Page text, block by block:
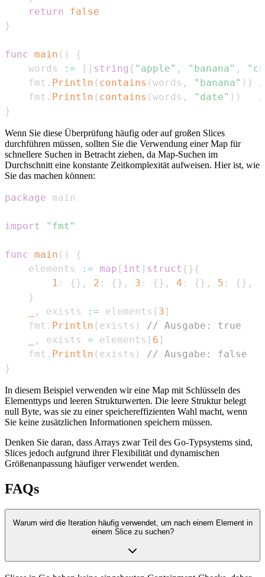
return
false
}
func main ( )
{
    words
:= [ ] string { "apple" , "banana" ,
    fmt
. Println ( contains (words , "banana" ) )
    fmt
. Println ( contains (words , "date" ) )
}
Wenn Sie diese Überprüfung häufig oder auf großen Slices
durchführen müssen, sollten Sie die Verwendung einer Map für
schnellere Suchen in Betracht ziehen, da Map-Suchen im
Durchschnitt eine konstante Zeitkomplexität aufweisen. Hier ist, wie
Sie das machen können:
package
import "fmt"
func main ( )
{
    elements
:= map [ int ] struct { } {
1 : { } , 2 : { } , 3 : { } , 4 : { } , 5 : { } ,
}
, exists := elements [ 3 ]
    fmt
. Println ( exists )
// Ausgabe: true
, exists = elements [ 6 ]
    fmt
. Println ( exists )
// Ausgabe: false
}
In diesem Beispiel verwenden wir eine Map mit Schlüsseln des
Elementtyps und leeren Strukturwerten. Die leere Struktur belegt
null Byte, was sie zu einer speichereffizienten Wahl macht, wenn
Sie keine zusätzlichen Informationen speichern müssen.
Denken Sie daran, dass Arrays zwar Teil des Go-Typsystems sind,
Slices jedoch aufgrund ihrer Flexibilität und dynamischen
Größenanpassung häufiger verwendet werden.
FAQs
Warum wird die Iteration häufig verwendet, um nach einem Element in
einem Slice zu suchen?